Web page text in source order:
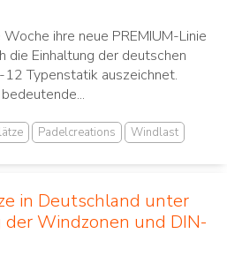
ihre neue PREMIUM-Linie
die Einhaltung der deutschen
Typenstatik auszeichnet.
Padelcreations Windlast
in Deutschland unter
der Windzonen und DIN-